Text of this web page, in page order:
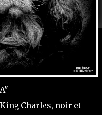
Charles, noir et